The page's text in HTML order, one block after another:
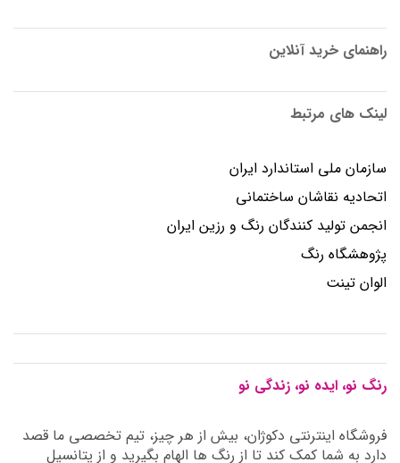
راهنمای خرید آنلاین
لینک های مرتبط
سازمان ملی استاندارد ایران
اتحادیه نقاشان ساختمانی
انجمن توليد كنندگان رنگ و رزين ايران
پژوهشگاه رنگ
الوان تینت
رنگ نو، ایده نو، زندگی نو
فروشگاه اینترنتی دکوژان، بیش از هر چیز، تیم تخصصی ما قصد
دارد به شما کمک کند تا از رنگ ها الهام بگیرید و از پتانسیل